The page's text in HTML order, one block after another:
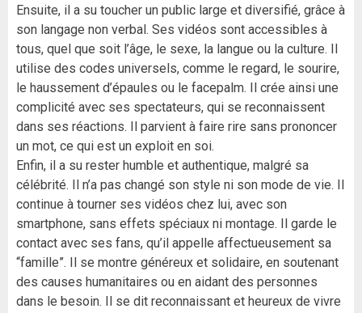
Ensuite, il a su toucher un public large et diversifié, grâce à
son langage non verbal. Ses vidéos sont accessibles à
tous, quel que soit l’âge, le sexe, la langue ou la culture. Il
utilise des codes universels, comme le regard, le sourire,
le haussement d’épaules ou le facepalm. Il crée ainsi une
complicité avec ses spectateurs, qui se reconnaissent
dans ses réactions. Il parvient à faire rire sans prononcer
un mot, ce qui est un exploit en soi.
Enfin, il a su rester humble et authentique, malgré sa
célébrité. Il n’a pas changé son style ni son mode de vie. Il
continue à tourner ses vidéos chez lui, avec son
smartphone, sans effets spéciaux ni montage. Il garde le
contact avec ses fans, qu’il appelle affectueusement sa
“famille”. Il se montre généreux et solidaire, en soutenant
des causes humanitaires ou en aidant des personnes
dans le besoin. Il se dit reconnaissant et heureux de vivre